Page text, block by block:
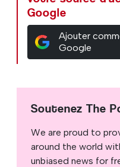
Google
Ajouter
Google
Soutenez The
We are proud to
around the world
unbiased news for